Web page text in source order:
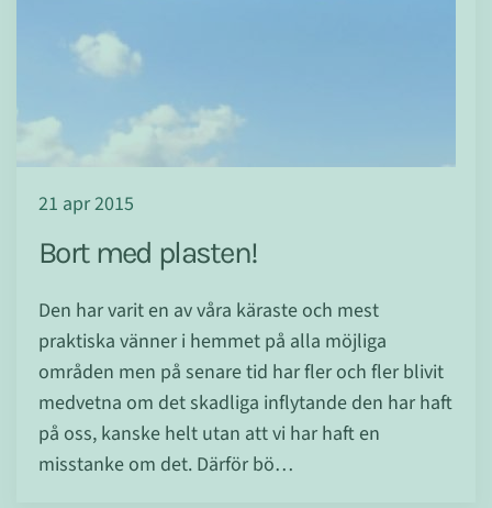
21 apr 2015
Bort med plasten!
Den har varit en av våra käraste och mest
praktiska vänner i hemmet på alla möjliga
områden men på senare tid har fler och fler blivit
medvetna om det skadliga inflytande den har haft
på oss, kanske helt utan att vi har haft en
misstanke om det. Därför bö…